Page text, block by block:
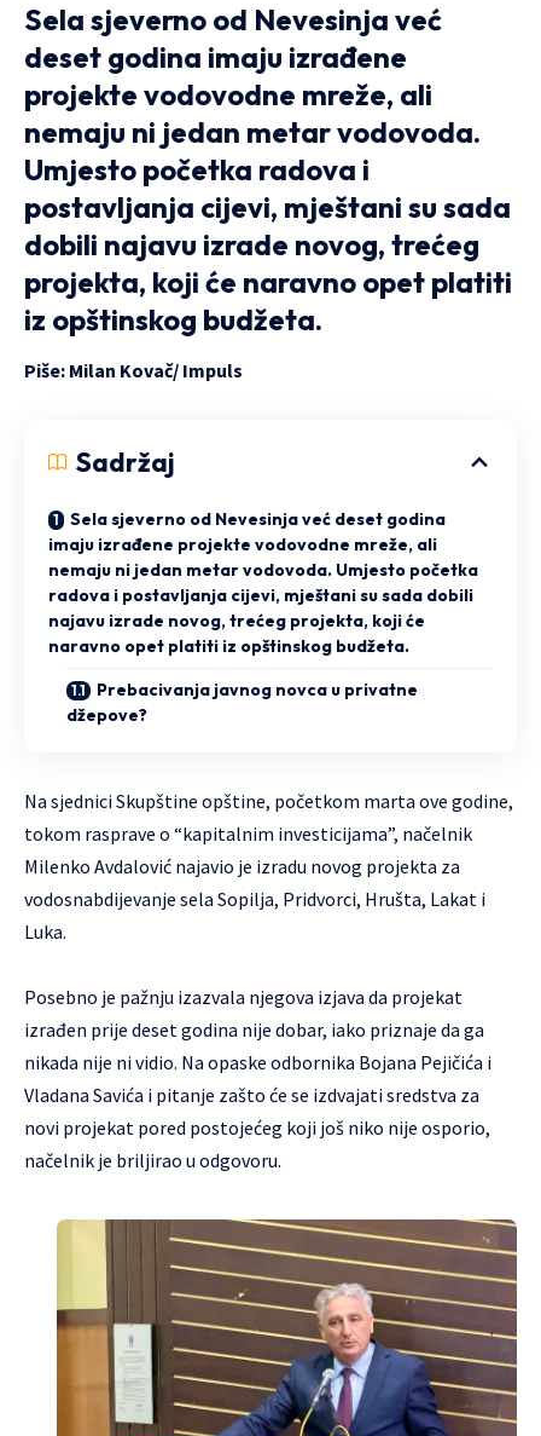
Sela sjeverno od Nevesinja već
deset godina imaju izrađene
projekte vodovodne mreže, ali
nemaju ni jedan metar vodovoda.
Umjesto početka radova i
postavljanja cijevi, mještani su sada
dobili najavu izrade novog, trećeg
projekta, koji će naravno opet platiti
iz opštinskog budžeta.
Piše: Milan Kovač/ Impuls
Sadržaj
Sela sjeverno od Nevesinja već deset godina
imaju izrađene projekte vodovodne mreže, ali
nemaju ni jedan metar vodovoda. Umjesto početka
radova i postavljanja cijevi, mještani su sada dobili
najavu izrade novog, trećeg projekta, koji će
naravno opet platiti iz opštinskog budžeta.
Prebacivanja javnog novca u privatne
džepove?
Na sjednici Skupštine opštine, početkom marta ove godine,
tokom rasprave o “kapitalnim investicijama”, načelnik
Milenko Avdalović najavio je izradu novog projekta za
vodosnabdijevanje sela Sopilja, Pridvorci, Hrušta, Lakat i
Luka.
Posebno je pažnju izazvala njegova izjava da projekat
izrađen prije deset godina nije dobar, iako priznaje da ga
nikada nije ni vidio. Na opaske odbornika Bojana Pejičića i
Vladana Savića i pitanje zašto će se izdvajati sredstva za
novi projekat pored postojećeg koji još niko nije osporio,
načelnik je briljirao u odgovoru.